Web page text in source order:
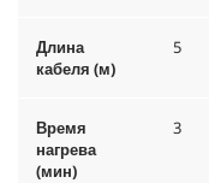
Длина
кабеля (м)
5
Время
нагрева
(мин)
3